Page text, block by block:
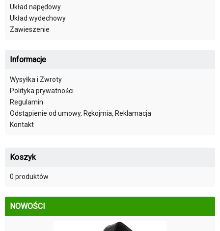
Układ napędowy
Układ wydechowy
Zawieszenie
Informacje
Wysyłka i Zwroty
Polityka prywatności
Regulamin
Odstąpienie od umowy, Rękojmia, Reklamacja
Kontakt
Koszyk
0 produktów
NOWOŚCI